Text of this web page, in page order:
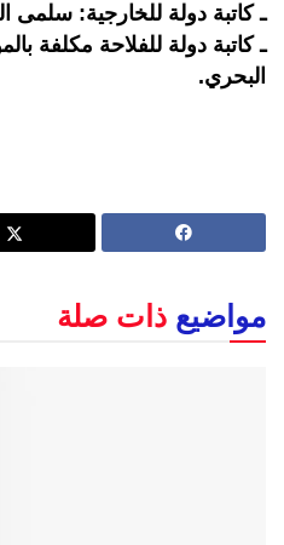
ـ كاتبة دولة للخارجية: سلمى
ـ كاتبة دولة للفلاحة مكلفة
البحري.
مواضيع ذات صلة